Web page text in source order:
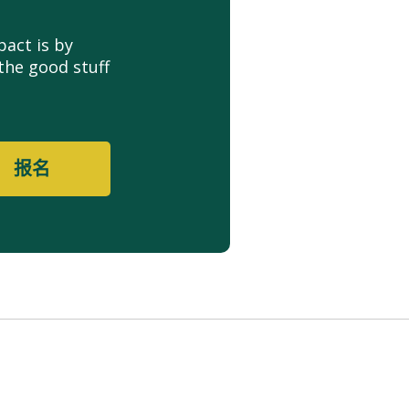
is by
good stuff